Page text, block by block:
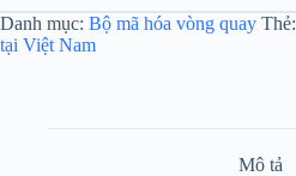
Danh mục: Bộ mã hóa vòng quay Thẻ:
tại Việt Nam
Mô tả